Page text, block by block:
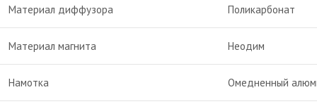
Материал диффузора Поликарбонат
Материал магнита Неодим
Намотка Омедненный